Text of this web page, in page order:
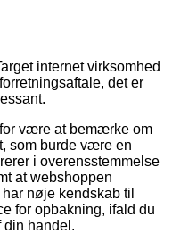
internet virksomhed
det er
være at bemærke om
som burde være en
i overensstemmelse
at webshoppen
nøje kendskab til
for opbakning, ifald du
din handel.